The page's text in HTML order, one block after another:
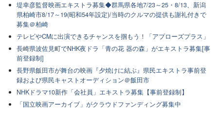
堤幸彦監督映画エキストラ募集◆群馬県各地7/23～25・8/13、新潟
県柏崎市8/17～19(昭和54年設定)/当時のクルマの提供も謝礼付きで
募集＠柏崎
テレビやCMに出演できるチャンスを掴もう！「アプローズプラス」
長崎県波佐見町でNHK夜ドラ「青の花 器の森」がエキストラ募集[事
前登録制]
長野県飯田市が舞台の映画『夕焼けに結ぶ』県民エキストラ事前登
録および県民キャストオーディション＠飯田市
NHKドラマ10新作「会社員」エキストラ募集【事前登録制】
「国立映画アーカイブ」がクラウドファンディング募集中